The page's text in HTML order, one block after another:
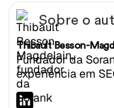
Sobre o
Thibault Besson-
Fundador da
experiência em